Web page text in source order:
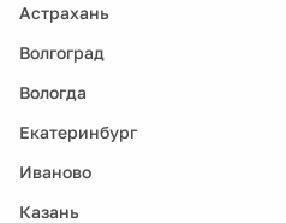
Астрахань
Волгоград
Вологда
Екатеринбург
Иваново
Казань